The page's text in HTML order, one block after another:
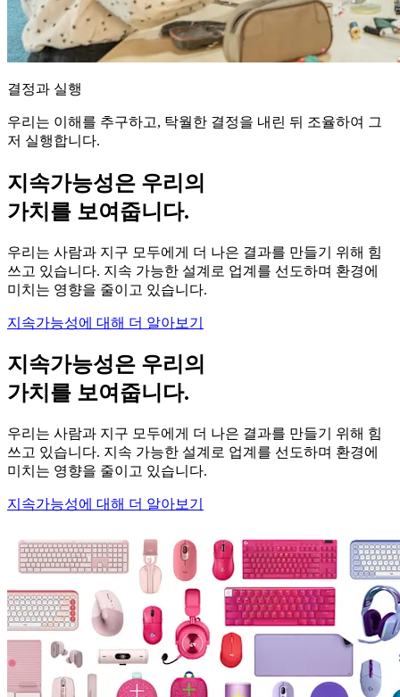
결정과 실행
우리는 이해를 추구하고, 탁월한 결정을 내린 뒤 조율하여 그
저 실행합니다.
지속가능성은 우리의
가치를 보여줍니다.
우리는 사람과 지구 모두에게 더 나은 결과를 만들기 위해 힘
쓰고 있습니다. 지속 가능한 설계로 업계를 선도하며 환경에
미치는 영향을 줄이고 있습니다.
지속가능성에 대해 더 알아보기
지속가능성은 우리의
가치를 보여줍니다.
우리는 사람과 지구 모두에게 더 나은 결과를 만들기 위해 힘
쓰고 있습니다. 지속 가능한 설계로 업계를 선도하며 환경에
미치는 영향을 줄이고 있습니다.
지속가능성에 대해 더 알아보기